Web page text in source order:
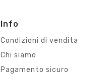
Info
Condizioni di vendita
Chi siamo
Pagamento sicuro